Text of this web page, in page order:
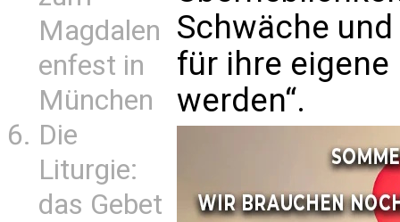
Magdalen
enfest in
München
Die
Liturgie:
das Gebet
Schwäche
für ihre
werden“.